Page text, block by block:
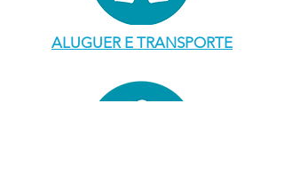
ALUGUER E TRANSPORTE